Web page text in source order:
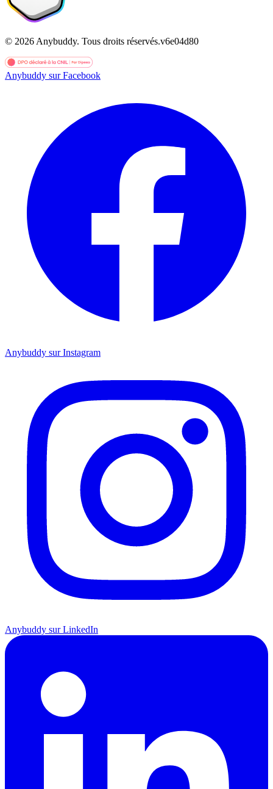
© 2026 Anybuddy. Tous droits réservés.v6e04d80
Anybuddy sur Facebook
Anybuddy sur Instagram
Anybuddy sur LinkedIn